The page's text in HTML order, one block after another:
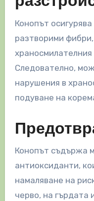
Конопът
разтворими
Следователно,
нарушения в
подуване на
Конопът съдържа
антиоксиданти,
намаляване на
черво, на гърдата